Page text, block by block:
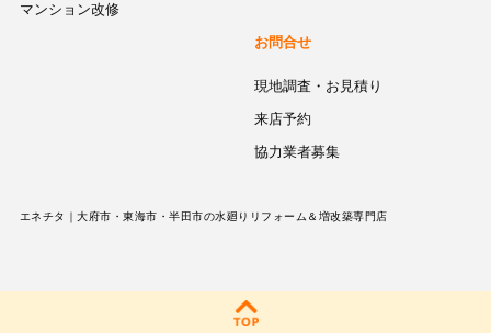
マンション改修
お問合せ
現地調査・お見積り
来店予約
協力業者募集
エネチタ｜大府市・東海市・半田市の水廻りリフォーム＆増改築専門店